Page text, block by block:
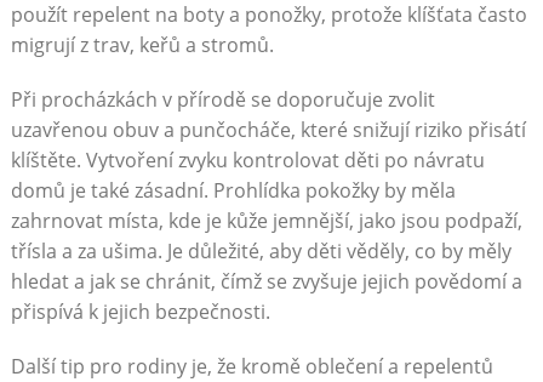
použít repelent na boty a ponožky, protože klíšťata často
migrují z trav, keřů a stromů.
Při procházkách v přírodě se doporučuje zvolit
uzavřenou obuv a punčocháče, které snižují riziko přisátí
klíštěte. Vytvoření zvyku kontrolovat děti po návratu
domů je také zásadní. Prohlídka pokožky by měla
zahrnovat místa, kde je kůže jemnější, jako jsou podpaží,
třísla a za ušima. Je důležité, aby děti věděly, co by měly
hledat a jak se chránit, čímž se zvyšuje jejich povědomí a
přispívá k jejich bezpečnosti.
Další tip pro rodiny je, že kromě oblečení a repelentů